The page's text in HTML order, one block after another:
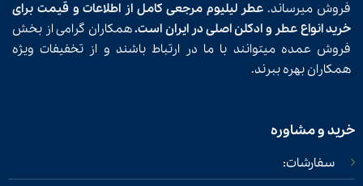
فروش میرساند. عطر لیلیوم مرجعی کامل از اطلاعات و قیمت برای
خرید انواع عطر و ادکلن اصلی در ایران است.همکاران گرامی از بخش
فروش عمده میتوانند با ما در ارتباط باشند و از تخفیفات ویژه
همکاران بهره ببرند.
خرید و مشاوره
سفارشات: